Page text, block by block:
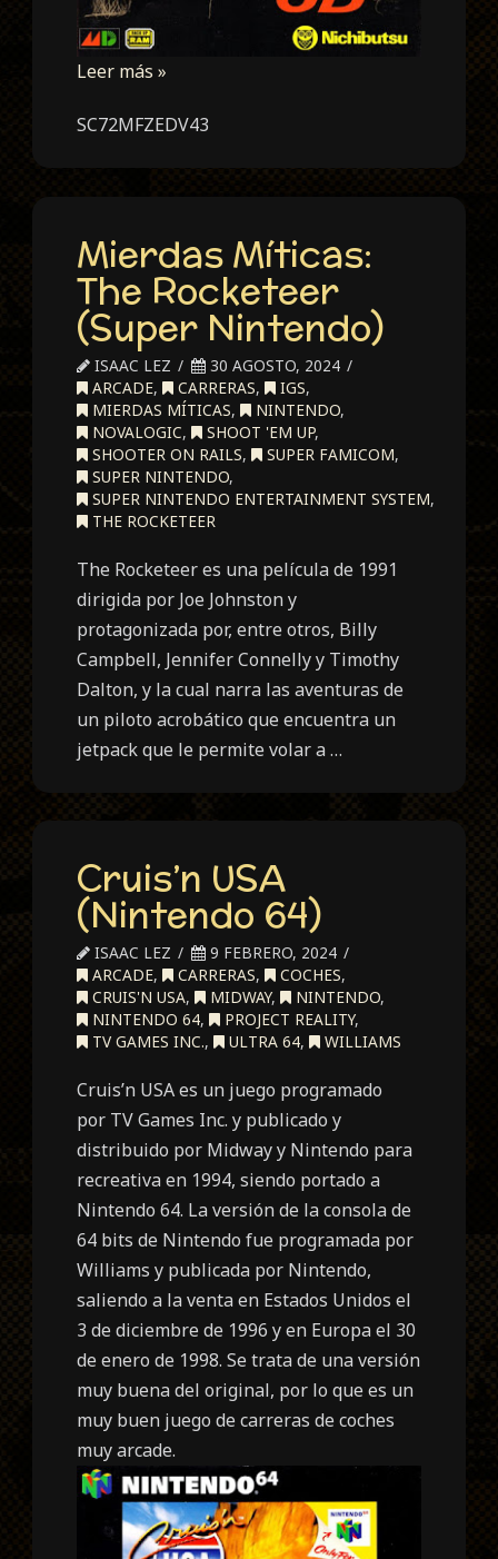
Leer más »
SC72MFZEDV43
Mierdas Míticas:
The Rocketeer
(Super Nintendo)
ISAAC LEZ
30 AGOSTO, 2024
ARCADE, CARRERAS, IGS,
MIERDAS MÍTICAS, NINTENDO,
NOVALOGIC, SHOOT 'EM UP,
SHOOTER ON RAILS, SUPER FAMICOM,
SUPER NINTENDO,
SUPER NINTENDO ENTERTAINMENT SYSTEM,
THE ROCKETEER
The Rocketeer es una película de 1991
dirigida por Joe Johnston y
protagonizada por, entre otros, Billy
Campbell, Jennifer Connelly y Timothy
Dalton, y la cual narra las aventuras de
un piloto acrobático que encuentra un
jetpack que le permite volar a …
Cruis’n USA
(Nintendo 64)
ISAAC LEZ
9 FEBRERO, 2024
ARCADE, CARRERAS, COCHES,
CRUIS'N USA, MIDWAY, NINTENDO,
NINTENDO 64, PROJECT REALITY,
TV GAMES INC., ULTRA 64, WILLIAMS
Cruis’n USA es un juego programado
por TV Games Inc. y publicado y
distribuido por Midway y Nintendo para
recreativa en 1994, siendo portado a
Nintendo 64. La versión de la consola de
64 bits de Nintendo fue programada por
Williams y publicada por Nintendo,
saliendo a la venta en Estados Unidos el
3 de diciembre de 1996 y en Europa el 30
de enero de 1998. Se trata de una versión
muy buena del original, por lo que es un
muy buen juego de carreras de coches
muy arcade.